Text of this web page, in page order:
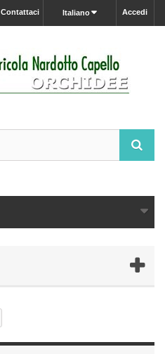
Accedi
Italiano
Contattaci